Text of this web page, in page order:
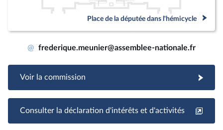
Place de la députée dans l'hémicycle
@ frederique.meunier@assemblee-nationale.fr
Voir la commission
Consulter la déclaration d'intérêts et d'activités